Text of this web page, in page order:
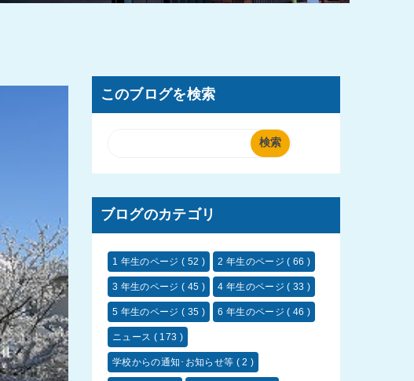
このブログを検索
ブログのカテゴリ
1 年生のページ ( 52 ) 2 年生のページ( 66 )
3 年生のページ ( 45 ) 4 年生のページ( 33 )
5 年生のページ ( 35 ) 6 年生のページ( 46 )
ニュース ( 173 )
学校からの通知･お知らせ等 ( 2 )